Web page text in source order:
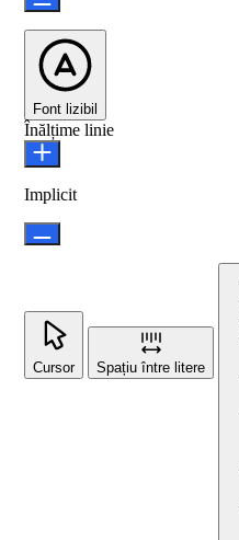
Font lizibil
Înălțime linie
Implicit
Cursor Spațiu între litere